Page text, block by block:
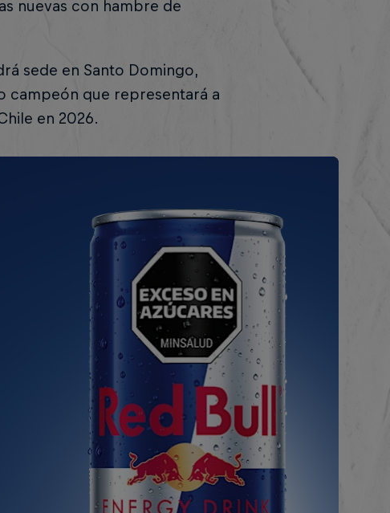
nuevas con hambre de
sede en Santo Domingo,
campeón que representará a
en 2026.